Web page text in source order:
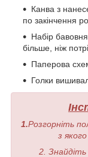
Канва з
по закінчення
Набір
більше, ніж
Паперова
Голки
1.Розгорніть
з
2. Знайдіть